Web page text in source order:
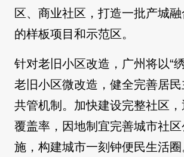
区、商业社区，打造一批产城
的样板项目和示范区。
针对老旧小区改造，广州将以“
老旧小区微改造，健全完善居
共管机制。加快建设完整社区
覆盖率，因地制宜完善城市社
施，构建城市一刻钟便民生活